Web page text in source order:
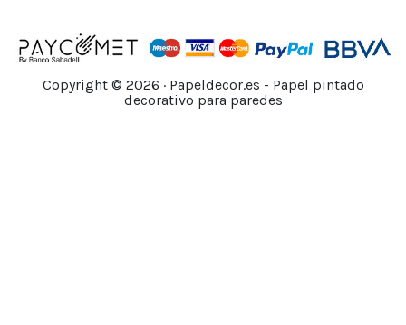
Copyright © 2026 · Papeldecor.es - Papel pintado
decorativo para paredes